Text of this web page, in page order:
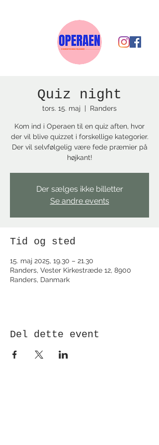
Quiz night
tors. 15. maj
  |
Randers
Kom ind i Operaen til en quiz aften, hvor
der vil blive quizzet i forskellige kategorier.
Der vil selvfølgelig være fede præmier på
højkant!
Der sælges ikke billetter
Se andre events
Tid og sted
15. maj 2025, 19.30 – 21.30
Randers, Vester Kirkestræde 12, 8900
Randers, Danmark
Del dette event